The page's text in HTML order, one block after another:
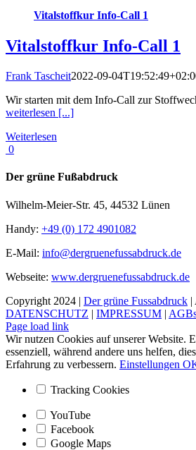
Vitalstoffkur Info-Call 1
Vitalstoffkur Info-Call 1
Frank Tascheit2022-09-
Wir starten mit dem Info-Call zur
weiterlesen [...]
Weiterlesen
0
Der grüne Fußabdruck
Wilhelm-Meier-Str. 45, 44532 Lünen
Handy: +49 (0) 172 4901082
E-Mail: info@dergruenefussabdruck.de
Webseite: www.dergruenefussabdruck.de
Copyright 2024 | Der grüne Fussabdruck |
DATENSCHUTZ | IMPRESSUM |
Facebook
Instagram
Page load link
Wir nutzen Cookies auf unserer Website.
essenziell, während andere uns helfen,
Erfahrung zu verbessern. Einstellungen
Tracking Cookies
YouTube
Facebook
Google Maps